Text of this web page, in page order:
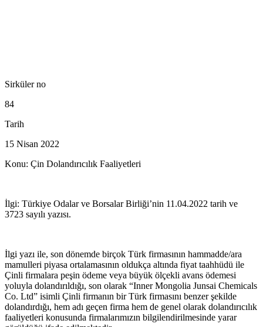
Sirküler no
84
Tarih
15 Nisan 2022
Konu: Çin Dolandırıcılık Faaliyetleri
İlgi: Türkiye Odalar ve Borsalar Birliği’nin 11.04.2022 tarih ve
3723 sayılı yazısı.
İlgi yazı ile, son dönemde birçok Türk firmasının hammadde/ara
mamulleri piyasa ortalamasının oldukça altında fiyat taahhüdü ile
Çinli firmalara peşin ödeme veya büyük ölçekli avans ödemesi
yoluyla dolandırıldığı, son olarak “Inner Mongolia Junsai Chemicals
Co. Ltd” isimli Çinli firmanın bir Türk firmasını benzer şekilde
dolandırdığı, hem adı geçen firma hem de genel olarak dolandırıcılık
faaliyetleri konusunda firmalarımızın bilgilendirilmesinde yarar